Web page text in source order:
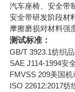
汽车座椅、安全带
安全带研发阶段材
摩擦磨损对材料强
测试标准：
GB/T 3923.1纺织
SAE J114-1994安
FMVSS 209美国
ISO 22612:2017